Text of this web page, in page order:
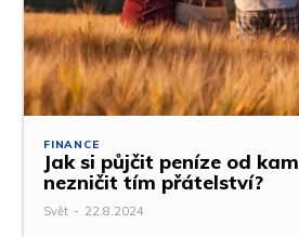
FINANCE
Jak si půjčit peníze od
nezničit tím přátelství?
Svět - 22.8.2024